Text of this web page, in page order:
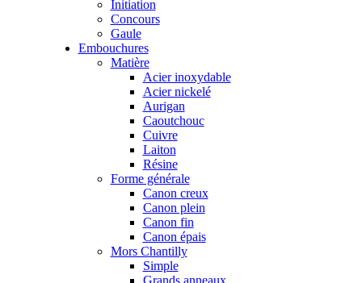
Initiation
Concours
Gaule
Embouchures
Matière
Acier inoxydable
Acier nickelé
Aurigan
Caoutchouc
Cuivre
Laiton
Résine
Forme générale
Canon creux
Canon plein
Canon fin
Canon épais
Mors Chantilly
Simple